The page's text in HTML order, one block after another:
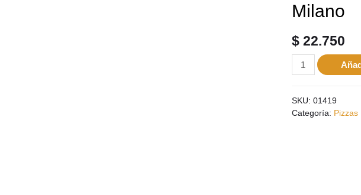
Milano
$22.750
SKU: 01419
Categoría: Pizzas